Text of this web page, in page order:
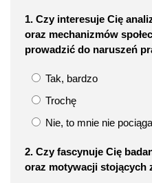
1. Czy interesuje Cię
oraz mechanizmów
prowadzić do naruszeń
Tak, bardzo
Trochę
Nie, to mnie nie pociąga
2. Czy fascynuje Cię
oraz motywacji stojących